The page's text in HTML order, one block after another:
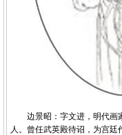
边景昭：字文进，明代画家
人。曾任武英殿待诏，为宫廷